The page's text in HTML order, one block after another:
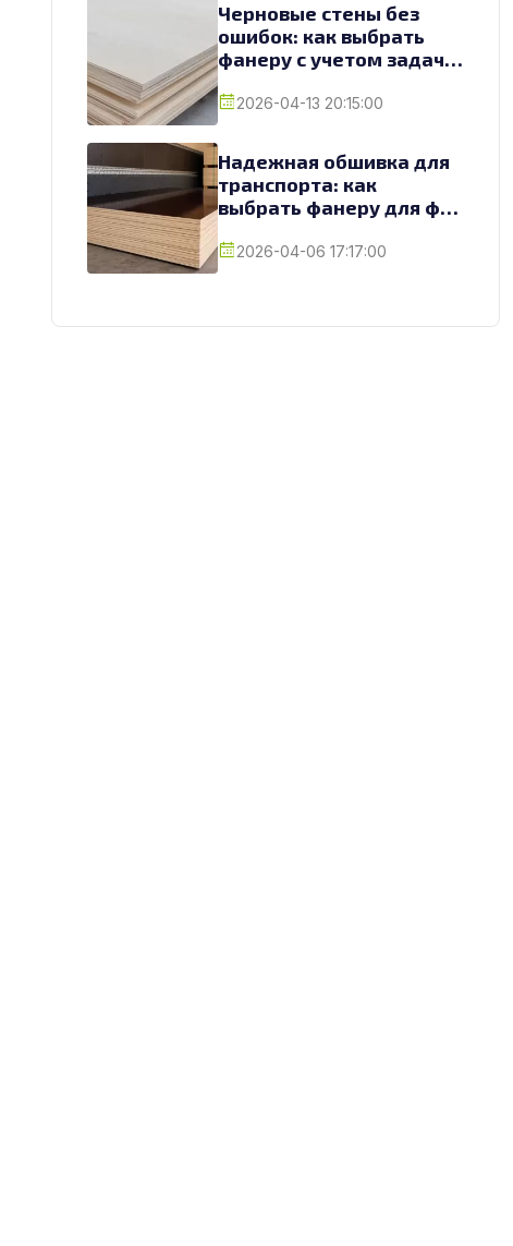
Черновые стены без
ошибок: как выбрать
фанеру с учетом задач и
2026-04-13 20:15:00
Надежная обшивка для
транспорта: как
выбрать фанеру для фур
2026-04-06 17:17:00